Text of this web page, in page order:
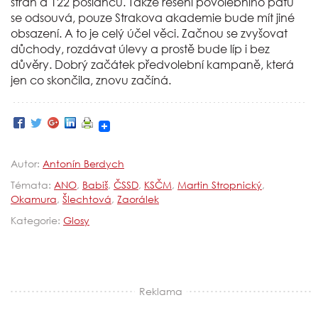
se odsouvá, pouze Strakova akademie bude mít jiné
obsazení. A to je celý účel věci. Začnou se zvyšovat
důchody, rozdávat úlevy a prostě bude líp i bez
důvěry. Dobrý začátek předvolební kampaně, která
jen co skončila, znovu začíná.
Autor: Antonín Berdych
Témata: ANO, Babiš, ČSSD, KSČM, Martin Stropnický,
Okamura, Šlechtová, Zaorálek
Kategorie: Glosy
Reklama